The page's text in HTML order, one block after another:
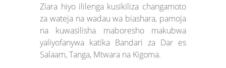
Ziara hiyo ililenga kusikiliza changamoto
za wateja na wadau wa biashara, pamoja
na kuwasilisha maboresho makubwa
yaliyofanywa katika Bandari za Dar es
Salaam, Tanga, Mtwara na Kigoma.